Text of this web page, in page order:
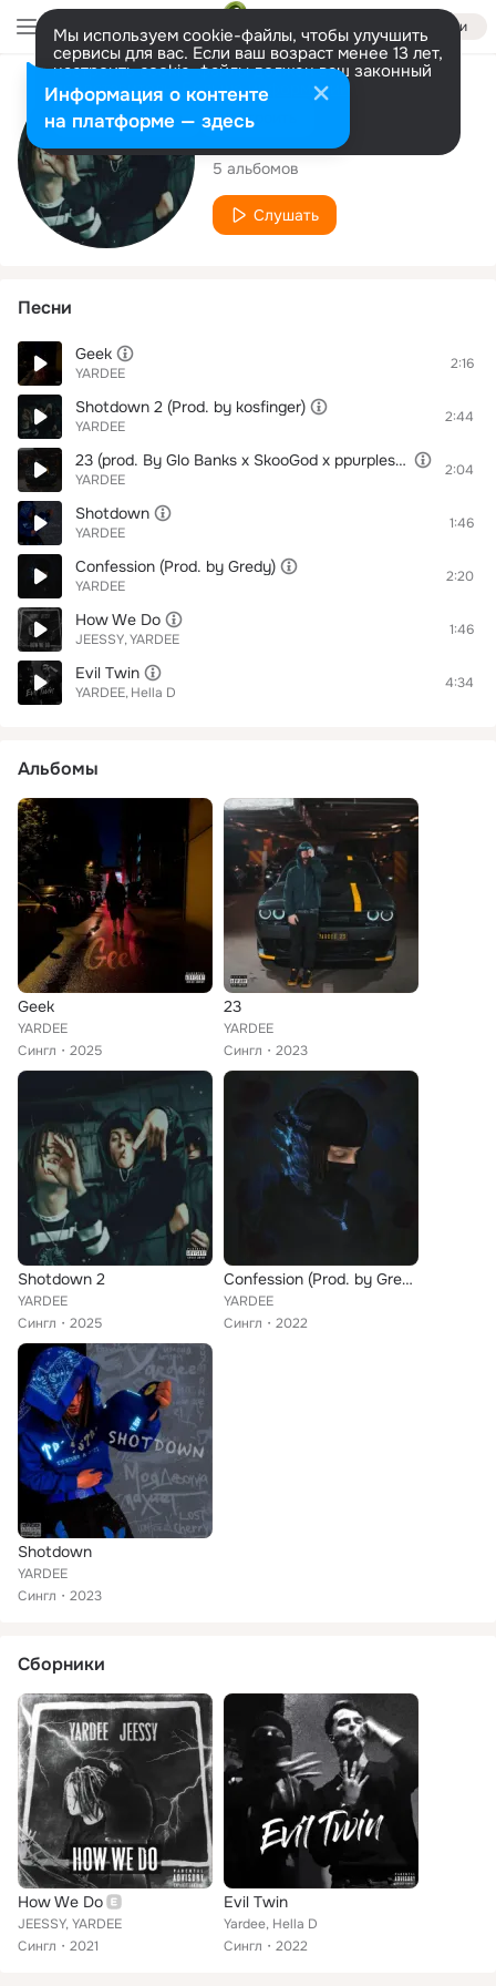
Войти
Мы используем cookie-файлы, чтобы улучшить
сервисы для вас. Если ваш возраст менее 13 лет,
настроить cookie-файлы должен ваш законный
представитель. Больше информации
Разрешить все Настроить
Исполнитель
YARDEE
5 альбомов
Слушать
Песни
Geek
YARDEE
2:16
Shotdown 2 (Prod. by kosfinger)
YARDEE
2:44
23 (prod. By Glo Banks x SkooGod x ppurplesauce)
YARDEE
2:04
Shotdown
YARDEE
1:46
Confession (Prod. by Gredy)
YARDEE
2:20
How We Do
JEESSY YARDEE
1:46
Evil Twin
YARDEE Hella D
4:34
Альбомы
Geek
YARDEE
Сингл
2025
23
YARDEE
Сингл
2023
Shotdown 2
YARDEE
Сингл
2025
Confession (Prod. by Gredy)
YARDEE
Сингл
2022
Shotdown
YARDEE
Сингл
2023
Сборники
How We Do
JEESSY, YARDEE
Сингл
2021
Evil Twin
Yardee, Hella D
Сингл
2022
Информация о контенте
на платформе — здесь